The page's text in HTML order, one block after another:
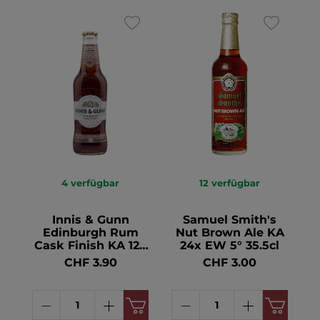
4 verfügbar
Innis & Gunn
Edinburgh Rum
Cask Finish KA 12x
EW 6.8° 33cl
CHF 3.90
12 verfügbar
Samuel Smith's
Nut Brown Ale KA
24x EW 5° 35.5cl
CHF 3.00